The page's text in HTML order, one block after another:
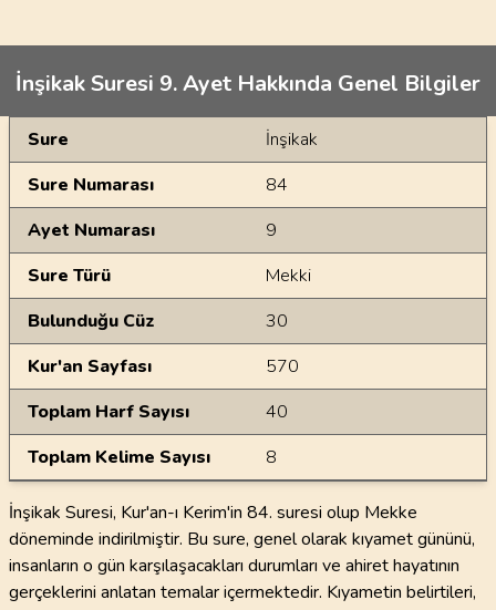
İnşikak Suresi 9. Ayet Hakkında Genel Bilgiler
Genel Bilgiler
Sure
İnşikak
Sure Numarası
84
Ayet Numarası
9
Sure Türü
Mekki
Bulunduğu Cüz
30
Kur'an Sayfası
570
Toplam Harf Sayısı
40
Toplam Kelime Sayısı
8
İnşikak Suresi, Kur'an-ı Kerim'in 84. suresi olup Mekke
döneminde indirilmiştir. Bu sure, genel olarak kıyamet gününü,
insanların o gün karşılaşacakları durumları ve ahiret hayatının
gerçeklerini anlatan temalar içermektedir. Kıyametin belirtileri,